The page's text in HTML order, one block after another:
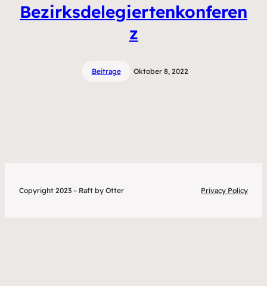
Bezirksdelegiertenkonferen
z
Beitrage Oktober 8, 2022
Copyright 2023 – Raft by Otter Privacy Policy